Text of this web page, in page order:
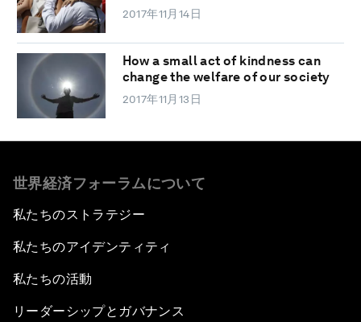
2017年11月14日
How a small act of kindness can
change the welfare of our society
2017年11月13日
世界経済フォーラムについて
私たちのストラテジー
私たちのアイデンティティ
私たちの活動
リーダーシップとガバナンス